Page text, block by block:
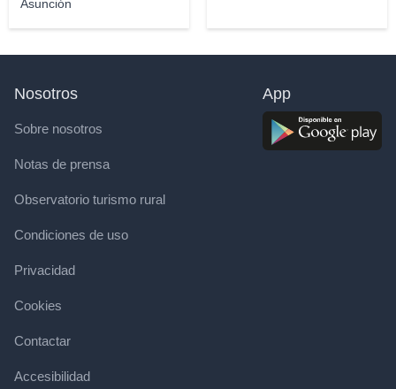
Asunción
Nosotros
Sobre nosotros
Notas de prensa
Observatorio turismo rural
Condiciones de uso
Privacidad
Cookies
Contactar
Accesibilidad
App